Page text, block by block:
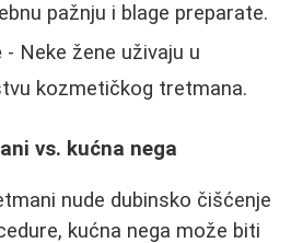
pažnju i blage preparate.
- Neke žene uživaju u
kozmetičkog tretmana.
vs. kućna nega
nude dubinsko čišćenje
kućna nega može biti